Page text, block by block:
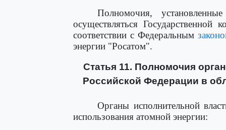
Полномочия,
осуществляться
соответствии с Федеральным
энергии "Росатом".
Статья 11. Полномочия
Российской Федерации в
Органы исполнительной
использования атомной энергии: